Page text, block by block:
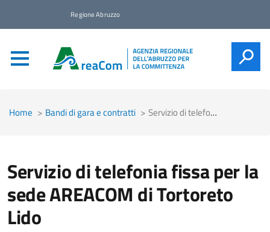
Regione Abruzzo
Home Bandi di gara e contratti Servizio di telefonia fissa per la sede AREACOM di Tortoreto Lido
Servizio di telefonia fissa per la
sede AREACOM di Tortoreto
Lido